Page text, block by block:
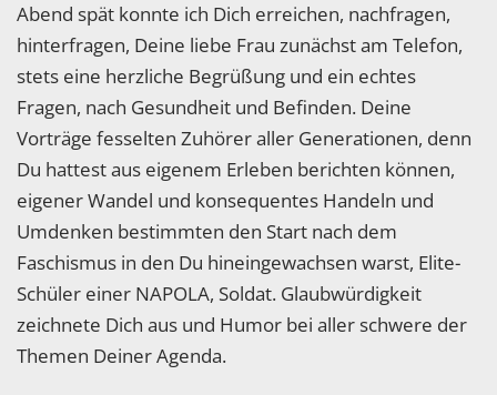
Abend spät konnte ich Dich erreichen, nachfragen,
hinterfragen, Deine liebe Frau zunächst am Telefon,
stets eine herzliche Begrüßung und ein echtes
Fragen, nach Gesundheit und Befinden. Deine
Vorträge fesselten Zuhörer aller Generationen, denn
Du hattest aus eigenem Erleben berichten können,
eigener Wandel und konsequentes Handeln und
Umdenken bestimmten den Start nach dem
Faschismus in den Du hineingewachsen warst, Elite-
Schüler einer NAPOLA, Soldat. Glaubwürdigkeit
zeichnete Dich aus und Humor bei aller schwere der
Themen Deiner Agenda.